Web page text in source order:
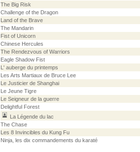
The Big Risk
Challenge of the Dragon
Land of the Brave
The Mandarin
Fist of Unicorn
Chinese Hercules
The Rendezvous of Warriors
Eagle Shadow Fist
L' auberge du printemps
Les Arts Martiaux de Bruce Lee
Le Justicier de Shanghai
Le Jeune Tigre
Le Seigneur de la guerre
Delightful Forest
La Légende du lac
The Chase
Les 8 Invincibles du Kung Fu
Ninja, les dix commandements du karaté